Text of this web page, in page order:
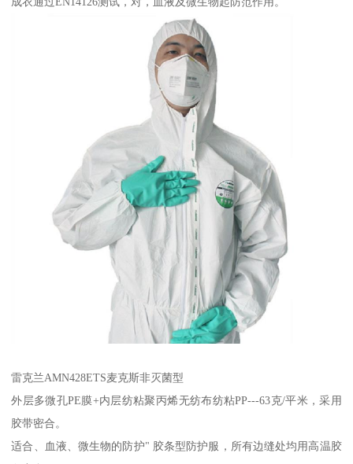
雷克兰AMN428ETS麦克斯非灭菌型
外层多微孔PE膜+内层纺粘聚丙烯无纺布纺粘PP---63克/平米，采用
胶带密合。
适合、血液、微生物的防护" 胶条型防护服，所有边缝处均用高温胶